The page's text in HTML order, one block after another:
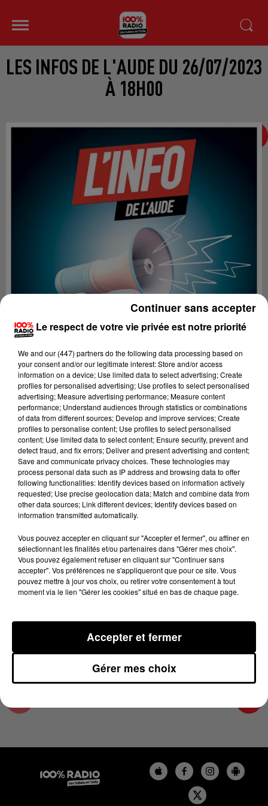
LES INFOS DE L'AUDE DU 26/07/2023
À 18H00
Lecture (3 min 3 sec)
100%
100% Radio les infos de l'Aude
26 juillet 2023 - 3 min 3 sec
LES INFOS DE L'AUDE DU 26/07/2023 À
18H00
Les infos de l'Aude
Le respect de votre vie privée est notre priorité
We and our (447) partnersdo the following data processing based on
your consent and/or our legitimate interest: Store and/or access
information on a device; Use limited data to select advertising; Create
profiles for personalised advertising; Use profiles to select personalised
advertising; Measure advertising performance; Measure content
performance; Understand audiences through statistics or combinations
of data from different sources; Develop and improve services; Create
profiles to personalise content; Use profiles to select personalised
content; Use limited data to select content; Ensure security, prevent and
detect fraud, and fix errors; Deliver and present advertising and content;
Save and communicate privacy choices. These technologies may
process personal data such as IP address and browsing data to offer
following functionalities: Identify devices based on information actively
requested; Use precise geolocation data; Match and combine data from
other data sources; Link different devices; Identify devices based on
information transmitted automatically.
Vous pouvez accepter en cliquant sur "Accepter et fermer", ou affiner en
sélectionnant les finalités et/ou partenaires dans "Gérer mes choix".
Vous pouvez également refuser en cliquant sur "Continuer sans
accepter". Vos préférences ne s'appliqueront que pour ce site. Vous
pouvez mettre à jour vos choix, ou retirer votre consentement à tout
moment via le lien "Gérer les cookies" situé en bas de chaque page.
Gérer mes choix
Accepter et fermer
Continuer sans accepter